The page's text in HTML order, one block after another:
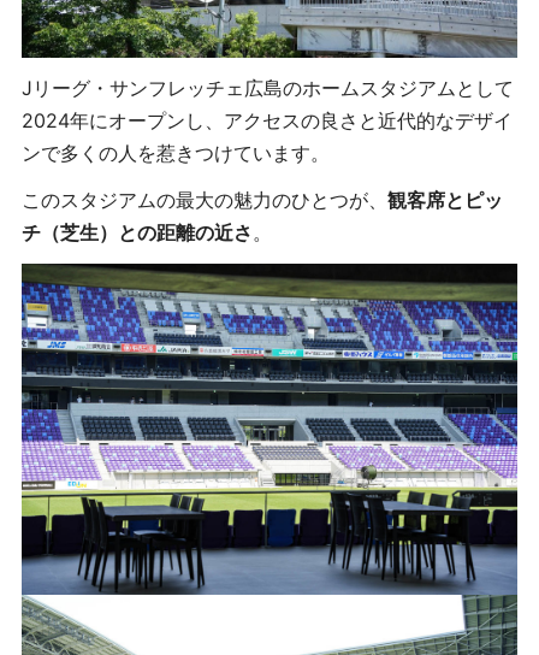
Jリーグ・サンフレッチェ広島のホームスタジアムとして
2024年にオープンし、アクセスの良さと近代的なデザイ
ンで多くの人を惹きつけています。
このスタジアムの最大の魅力のひとつが、 観客席とピッ
チ（芝生）との距離の近さ 。